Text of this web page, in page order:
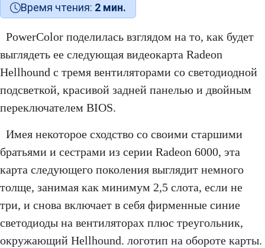
Время чтения: 2 мин.
PowerColor поделилась взглядом на то, как будет
выглядеть ее следующая видеокарта Radeon
Hellhound с тремя вентиляторами со светодиодной
подсветкой, красивой задней панелью и двойным
переключателем BIOS.
Имея некоторое сходство со своими старшими
братьями и сестрами из серии Radeon 6000, эта
карта следующего поколения выглядит немного
толще, занимая как минимум 2,5 слота, если не
три, и снова включает в себя фирменные синие
светодиоды на вентиляторах плюс треугольник,
окружающий Hellhound. логотип на обороте карты.